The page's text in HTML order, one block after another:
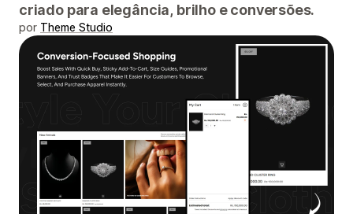
criado para elegância, brilho e conversões.
por Theme Studio